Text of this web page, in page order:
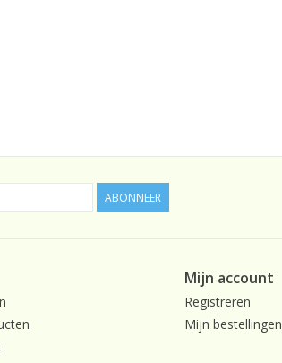
ABONNEER
Mijn account
Registreren
Mijn bestellingen